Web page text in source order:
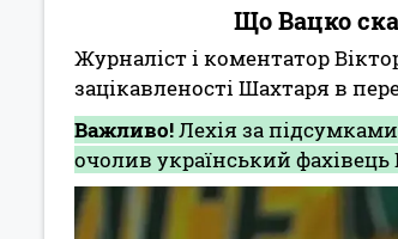
Що Вацко
Журналіст і коментатор
зацікавленості Шахтаря в
Важливо!Лехія за
очолив український